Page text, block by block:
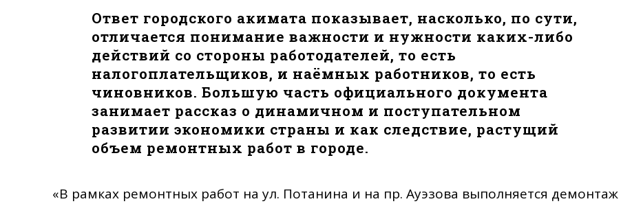
Ответ городского акимата показывает, насколько, по сути,
отличается понимание важности и нужности каких-либо
действий со стороны работодателей, то есть
налогоплательщиков, и наёмных работников, то есть
чиновников. Большую часть официального документа
занимает рассказ о динамичном и поступательном
развитии экономики страны и как следствие, растущий
объем ремонтных работ в городе.
«В рамках ремонтных работ на ул. Потанина и на пр. Ауэзова выполняется демонтаж